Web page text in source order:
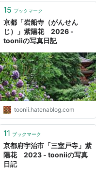
15 ブックマーク
京都「岩船寺（がんせん
じ）」紫陽花 2026 -
tooniiの写真日記
toonii.hatenablog.com
11 ブックマーク
京都府宇治市「三室戸寺」紫
陽花 2023 - tooniiの写真
日記